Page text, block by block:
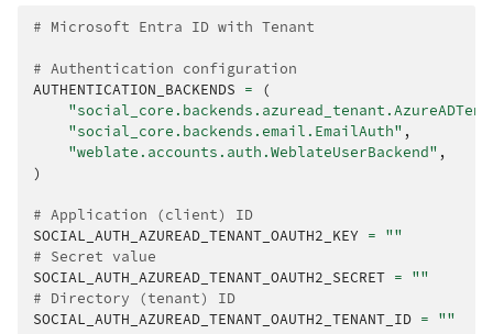
# Microsoft Entra ID with Tenant
# Authentication configuration
AUTHENTICATION_BACKENDS =
(
"social_core.backends.email.EmailAuth" ,
"weblate.accounts.auth.WeblateUserBackend" ,
)
# Application (client) ID
SOCIAL_AUTH_AZUREAD_TENANT_OAUTH2_KEY = ""
# Secret value
SOCIAL_AUTH_AZUREAD_TENANT_OAUTH2_SECRET = ""
# Directory (tenant) ID
SOCIAL_AUTH_AZUREAD_TENANT_OAUTH2_TENANT_ID = ""